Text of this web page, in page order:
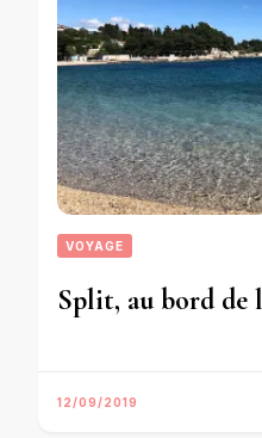
VOYAGE
Split, au bord de
12/09/2019